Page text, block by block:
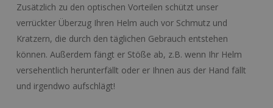
Zusätzlich zu den optischen Vorteilen schützt unser
verrückter Überzug Ihren Helm auch vor Schmutz und
Kratzern, die durch den täglichen Gebrauch entstehen
können. Außerdem fängt er Stöße ab, z.B. wenn Ihr Helm
versehentlich herunterfällt oder er Ihnen aus der Hand fällt
und irgendwo aufschlägt!